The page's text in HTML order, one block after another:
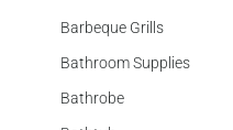
Barbeque Grills
Bathroom Supplies
Bathrobe